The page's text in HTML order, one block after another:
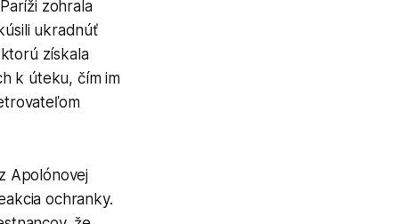
zohrala
ukradnúť
získala
k úteku, čím im
Apolónovej
ochranky.